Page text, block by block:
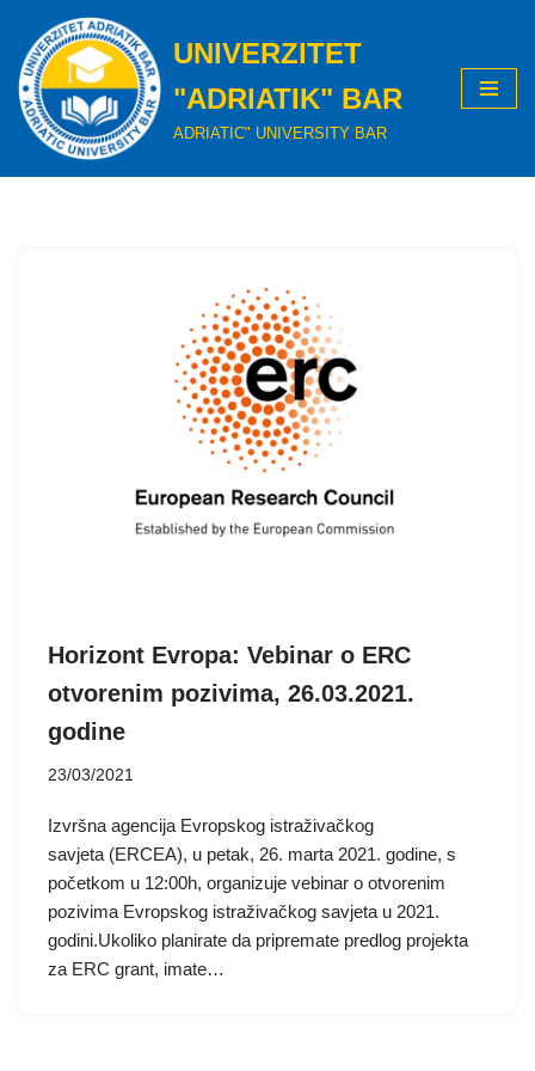
Skip
to
content
UNIVERZITET
"ADRIATIK" BAR
ADRIATIC" UNIVERSITY BAR
Horizont Evropa: Vebinar o ERC
otvorenim pozivima, 26.03.2021.
godine
23/03/2021
Izvršna agencija Evropskog istraživačkog
savjeta (ERCEA), u petak, 26. marta 2021. godine, s
početkom u 12:00h, organizuje vebinar o otvorenim
pozivima Evropskog istraživačkog savjeta u 2021.
godini.Ukoliko planirate da pripremate predlog projekta
za ERC grant, imate…